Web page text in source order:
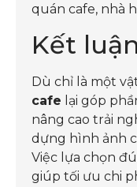
quán cafe, nhà
Kết luận
Dù chỉ là một
cafe lại góp
nâng cao trải
dựng hình ảnh
Việc lựa chọn
giúp tối ưu chi